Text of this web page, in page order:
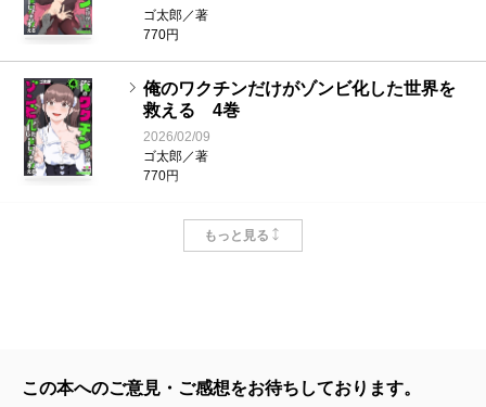
ゴ太郎／著
770円
俺のワクチンだけがゾンビ化した世界を
救える 4巻
2026/02/09
ゴ太郎／著
770円
俺のワクチンだけがゾンビ化した世界を
救える 3巻
救える 1巻
もっと見る
この本へのご意見・ご感想をお待ちしております。